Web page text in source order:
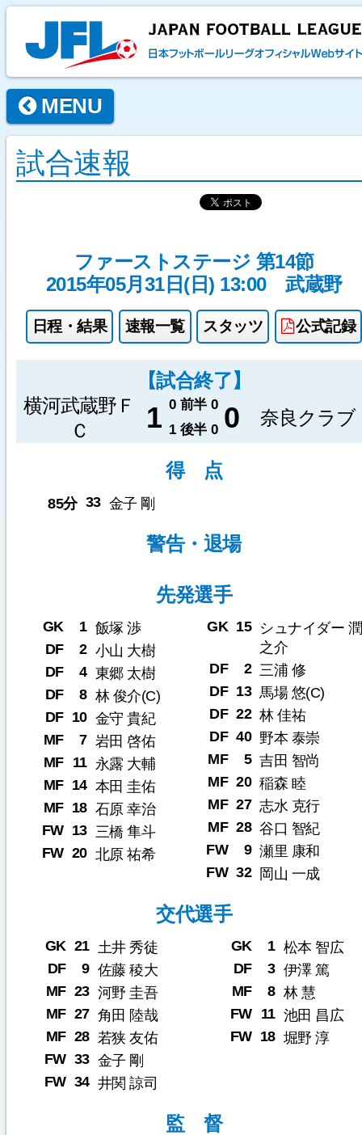
MENU
試合速報
ファーストステージ 第14節
2015年05月31日(日) 13:00
武蔵野
日程・結果 速報一覧 スタッツ 公式記録
【試合終了】
横河武蔵野Ｆ
Ｃ
1 0 前半 0 0 奈良クラブ
1 後半 0
得 点
85分 33 金子 剛
警告・退場
先発選手
GK 1 飯塚 渉
DF
2 小山 大樹
DF
4 東郷 太樹
DF
8 林 俊介(C)
DF 10 金守 貴紀
MF
7 岩田 啓佑
MF
11 永露 大輔
MF 14 本田 圭佑
MF 18 石原 幸治
FW 13 三橋 隼斗
FW 20 北原 祐希
GK 15 シュナイダー 潤
之介
DF
2 三浦 修
DF 13 馬場 悠(C)
DF 22 林 佳祐
DF 40 野本 泰崇
MF
5 吉田 智尚
MF 20 稲森 睦
MF 27 志水 克行
MF 28 谷口 智紀
FW
9 瀬里 康和
FW 32 岡山 一成
交代選手
GK 21 土井 秀徒
DF
9 佐藤 稜大
MF 23 河野 圭吾
MF 27 角田 陸哉
MF 28 若狭 友佑
FW 33 金子 剛
FW 34 井関 諒司
GK 1 松本 智広
DF
3 伊澤 篤
MF
8 林 慧
FW
11 池田 昌広
FW 18 堀野 淳
監 督